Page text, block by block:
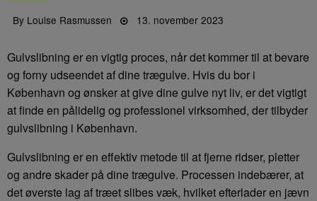
By Louise Rasmussen
Posted
13. november 2023
Gulvslibning er en vigtig proces, når det kommer til at bevare
og forny udseendet af dine trægulve. Hvis du bor i
København og ønsker at give dine gulve nyt liv, er det vigtigt
at finde en pålidelig og professionel virksomhed, der tilbyder
gulvslibning i København.
Gulvslibning er en effektiv metode til at fjerne ridser, pletter
og andre skader på dine trægulve. Processen indebærer, at
det øverste lag af træet slibes væk, hvilket efterlader en jævn